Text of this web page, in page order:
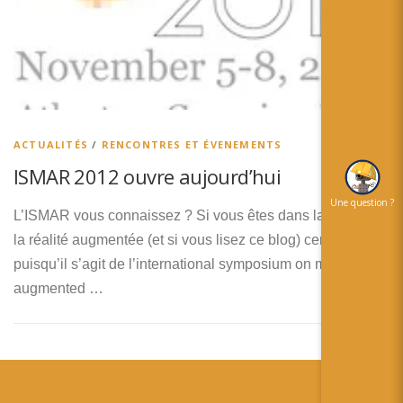
日本語
Español
ACTUALITÉS / RENCONTRES ET ÉVENEMENTS
ISMAR 2012 ouvre aujourd’hui
L’ISMAR vous connaissez ? Si vous êtes dans la milieu de
la réalité augmentée (et si vous lisez ce blog) certainement
puisqu’il s’agit de l’international symposium on mixed and
augmented …
Une question ?